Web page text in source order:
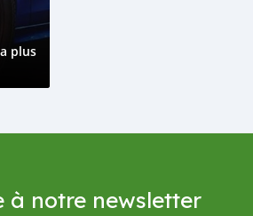
plus
à notre newsletter